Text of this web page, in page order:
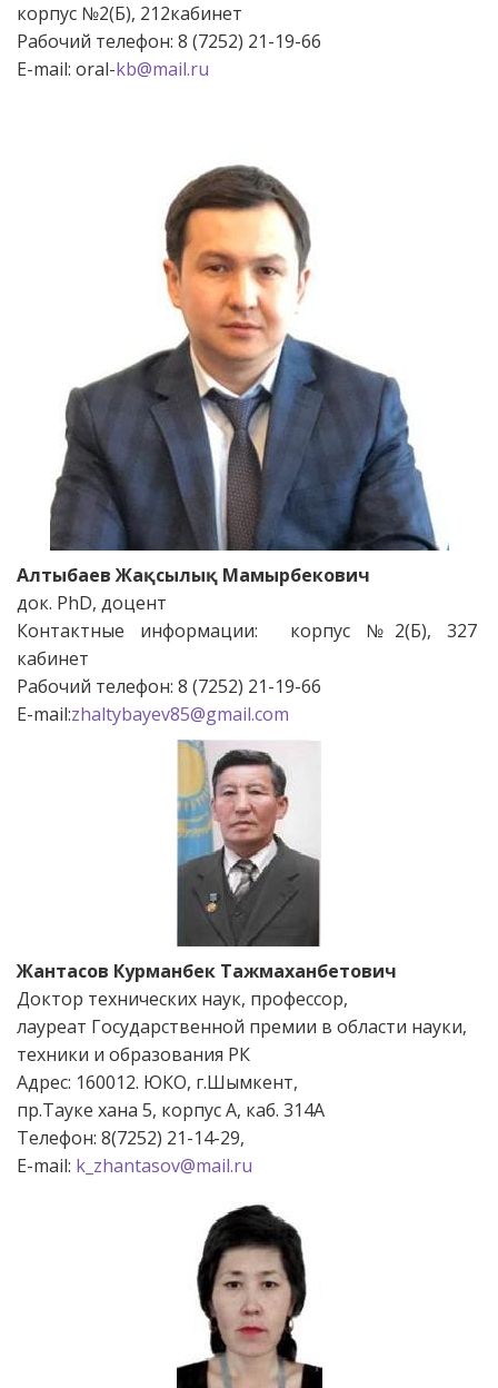
корпус №2(Б), 212кабинет
Рабочий телефон: 8 (7252) 21-19-66
Е-mail: oral-kb@mail.ru
Алтыбаев Жақсылық Мамырбекович
док. PhD, доцент
Контактные информации: корпус №2(Б), 327
кабинет
Рабочий телефон: 8 (7252) 21-19-66
Е-mail:zhaltybayev85@gmail.com
Жантасов Курманбек Тажмаханбетович
Доктор технических наук, профессор,
лауреат Государственной премии в области науки,
техники и образования РК
Адрес: 160012. ЮКО, г.Шымкент,
пр.Тауке хана 5, корпус А, каб. 314А
Телефон: 8(7252) 21-14-29,
Е-mail: k_zhantasov@mail.ru